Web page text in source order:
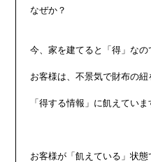
なぜか？
今、家を建てると「得」なの
お客様は、不景気で財布の紐
「得する情報」に飢えていま
お客様が「飢えている」状